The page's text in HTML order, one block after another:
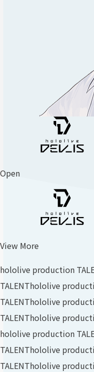
Open
View More
hololive production
TALENThololive
TALENThololive
TALENThololive
hololive production
TALENThololive
TALENThololive